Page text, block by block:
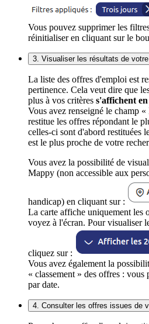
Vous pouvez supprimer les
réinitialiser en cliquant sur le
3. Visualiser les résultats de
La liste des offres d'emploi est
pertinence. Cela veut dire que
plus à vos critères s'affichent
Vous avez renseigné le champ
restitue les offres répondant le
celles-ci sont d'abord restituées
est le plus proche de votre
Vous avez la possibilité de
Mappy (non accessible aux
handicap) en cliquant sur :
La carte affiche uniquement les
voyez à l'écran. Pour visualiser
cliquez sur :
Vous avez également la
« classement » des offres :
par date.
4. Consulter les offres issues de